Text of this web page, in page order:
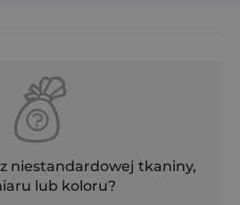
niestandardowej tkaniny,
lub koloru?